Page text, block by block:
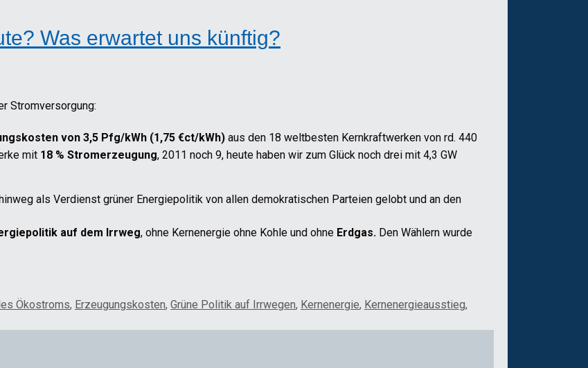
Was erwartet uns künftig?
Stromversorgung:
von 3,5 Pfg/kWh (1,75 €ct/kWh) aus den 18 weltbesten Kernkraftwerken von rd. 440
mit 18 % Stromerzeugung, 2011 noch 9, heute haben wir zum Glück noch drei mit 4,3 GW
als Verdienst grüner Energiepolitik von allen demokratischen Parteien gelobt und an den
auf dem Irrweg, ohne Kernenergie ohne Kohle und ohne Erdgas. Den Wählern wurde
Ökostroms, Erzeugungskosten, Grüne Politik auf Irrwegen, Kernenergie, Kernenergieausstieg,